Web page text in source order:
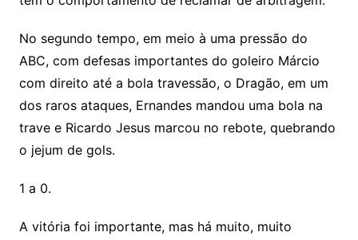
No segundo tempo, em meio à uma pressão do
ABC, com defesas importantes do goleiro Márcio
com direito até a bola travessão, o Dragão, em um
dos raros ataques, Ernandes mandou uma bola na
trave e Ricardo Jesus marcou no rebote, quebrando
o jejum de gols.
1 a 0.
A vitória foi importante, mas há muito, muito